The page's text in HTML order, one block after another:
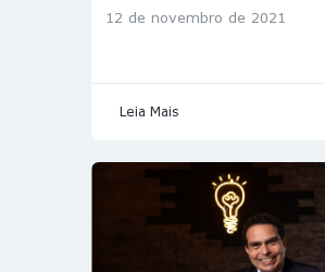
12 de novembro de 2021
Leia Mais